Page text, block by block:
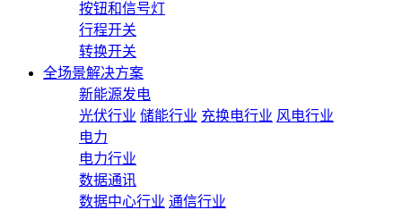
按钮和信号灯
行程开关
转换开关
全场景解决方案
新能源发电
光伏行业 储能行业 充换电行业 风电行业
电力
电力行业
数据通讯
数据中心行业 通信行业